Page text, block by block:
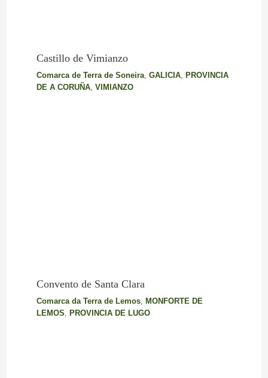
Castillo de Vimianzo
Comarca de Terra de Soneira, GALICIA,
PROVINCIA
DE A CORUÑA, VIMIANZO
Convento de Santa Clara
Comarca da Terra de Lemos, MONFORTE DE
LEMOS, PROVINCIA DE LUGO